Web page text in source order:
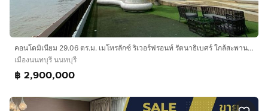
คอนโดมิเนียม 29.06 ตร.ม. เมโทรลักซ์ ริเวอร์ฟรอนท์ รัตนาธิเบศร์ ใกล้สะพานพระนั่งเกล้า ซอยไทรม้า ซอย7 ถนนรัตนาธิเบศร์ ถนนซอยไทรม้า
เมืองนนทบุรี นนทบุรี
฿ 2,900,000